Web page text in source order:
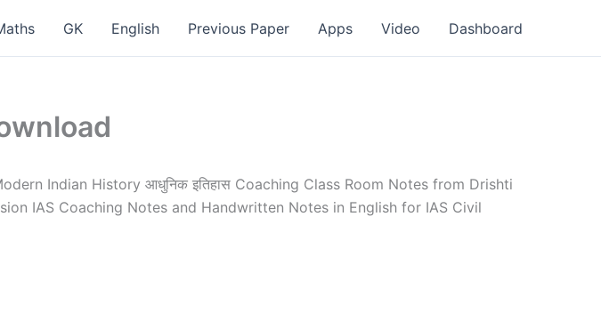
GK English Previous Paper Apps Video Dashboard
Indian History आधुनिक इतिहास Coaching Class Room Notes from Drishti
IAS Coaching Notes and Handwritten Notes in English for IAS Civil